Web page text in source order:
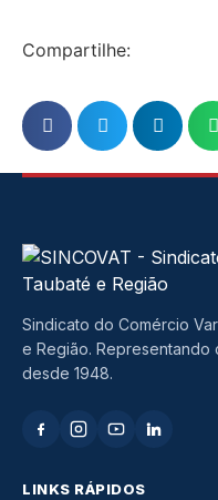
Compartilhe:
Sindicato do Comércio
e Região. Representando
desde 1948.
LINKS RÁPIDOS